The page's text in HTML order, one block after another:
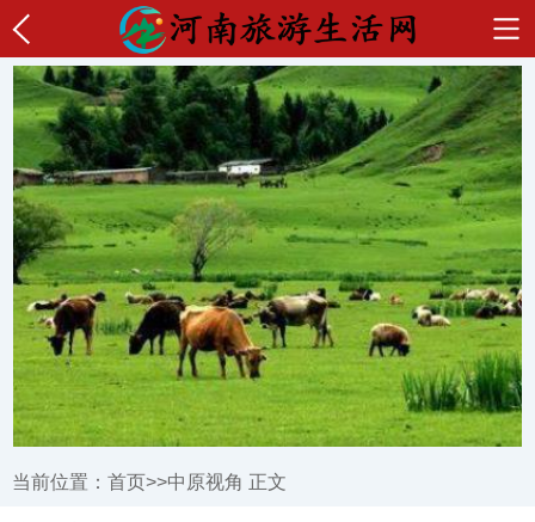
当前位置： 首页>>中原视角 正文